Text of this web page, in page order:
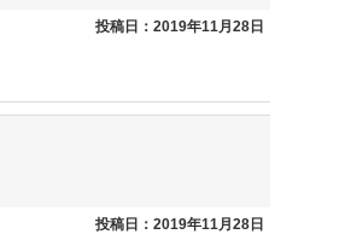
投稿日：2019年11月28日
投稿日：2019年11月28日